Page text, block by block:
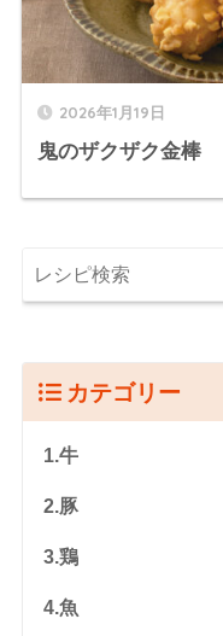
2026年1月19日
鬼のザクザク金棒
カテゴリー
1.牛
2.豚
3.鶏
4.魚